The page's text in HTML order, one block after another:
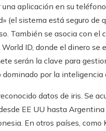
aplicación en su
(el sistema está seguro de
También se asocia con el
ID, donde el dinero se
serán la clave para
por la inteligencia
datos de iris. Se
EE UU hasta
En otros países,